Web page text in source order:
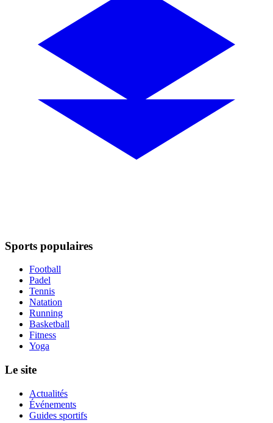
Sports populaires
Football
Padel
Tennis
Natation
Running
Basketball
Fitness
Yoga
Le site
Actualités
Événements
Guides sportifs